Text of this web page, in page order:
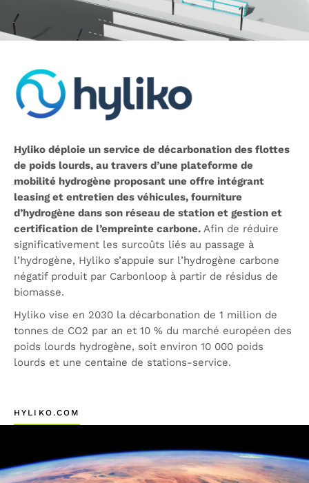
Hyliko déploie un service de décarbonation des flottes
de poids lourds, au travers d’une plateforme de
mobilité hydrogène proposant une offre intégrant
leasing et entretien des véhicules, fourniture
d’hydrogène dans son réseau de station et gestion et
certification de l’empreinte carbone. Afin de réduire
significativement les surcoûts liés au passage à
l’hydrogène, Hyliko s’appuie sur l’hydrogène carbone
négatif produit par Carbonloop à partir de résidus de
biomasse.
Hyliko vise en 2030 la décarbonation de 1 million de
tonnes de CO2 par an et 10 % du marché européen des
poids lourds hydrogène, soit environ 10 000 poids
lourds et une centaine de stations-service.
HYLIKO.COM